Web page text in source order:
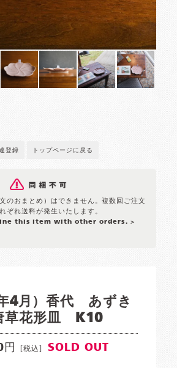
登録 トップページに戻る
のおまとめ）はできません。複数回ご注文
ぞれ送料が発生いたします。
this item with other orders. >
4月）香代 あずき
草花形皿 K10
円 [税込] SOLD OUT